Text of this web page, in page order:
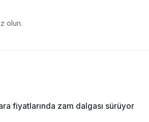
olun.
fiyatlarında zam dalgası sürüyor